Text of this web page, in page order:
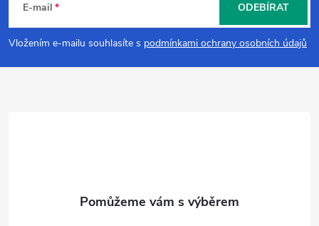
p
E-mail
Vložením e-mailu souhlasíte s podmínkami ochrany osobních údajů
ODEBÍRAT